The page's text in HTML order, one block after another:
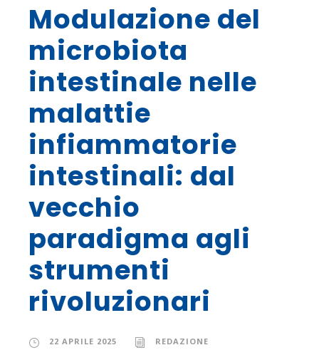
Modulazione del
microbiota
intestinale nelle
malattie
infiammatorie
intestinali: dal
vecchio
paradigma agli
strumenti
rivoluzionari
22 APRILE 2025 REDAZIONE